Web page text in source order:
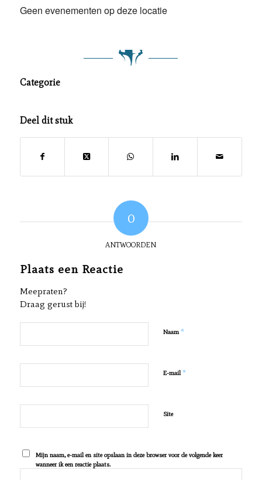
Geen evenementen op deze locatie
Categorie
Deel dit stuk
0
ANTWOORDEN
Plaats een Reactie
Meepraten?
Draag gerust bij!
Naam*
E-mail*
Site
Mijn naam, e-mail en site opslaan in deze browser voor de volgende keer
wanneer ik een reactie plaats.